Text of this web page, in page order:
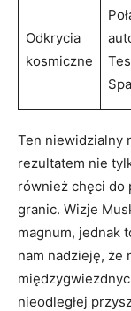
Odkrycia
kosmiczne
Ten niewidzialny
rezultatem nie
również chęci do
granic. Wizje
magnum, jednak
nam nadzieję, że
nieodległej